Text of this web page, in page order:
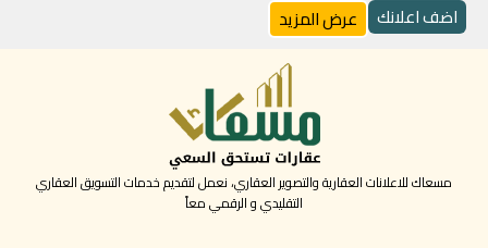
اضف اعلانك عرض المزيد
مسعاك للاعلانات العقارية والتصوير العقاري، نعمل لتقديم خدمات التسويق العقاري
التقليدي و الرقمي معاً